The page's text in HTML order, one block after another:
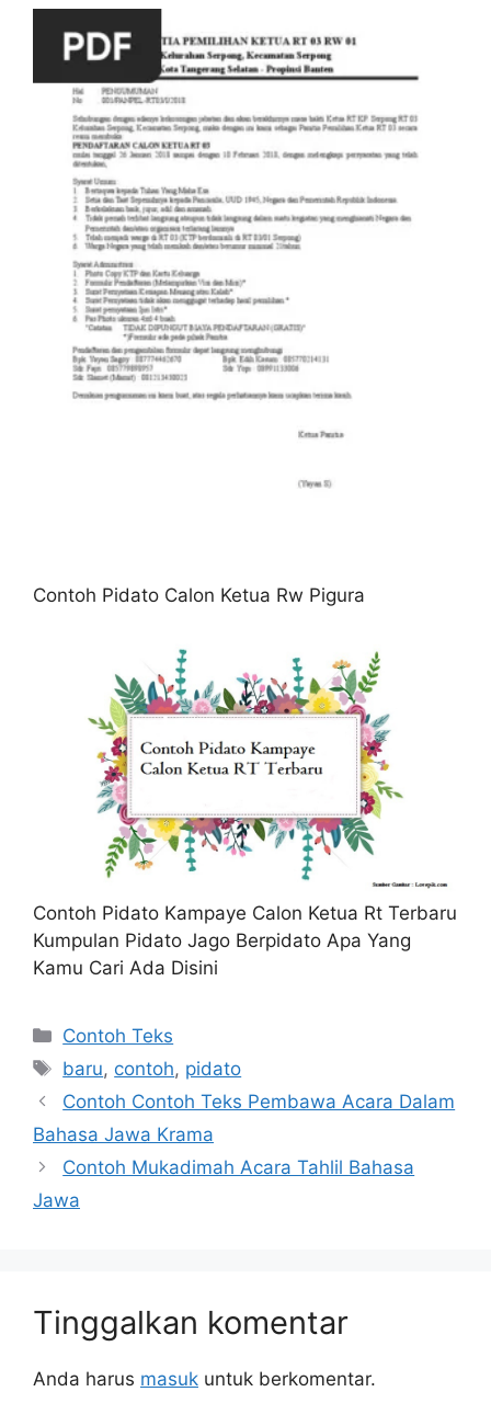
Contoh Pidato Calon Ketua Rw Pigura
Contoh Pidato Kampaye Calon Ketua Rt Terbaru
Kumpulan Pidato Jago Berpidato Apa Yang
Kamu Cari Ada Disini
Kategori
Contoh Teks
Tag
baru, contoh, pidato
Contoh Contoh Teks Pembawa Acara Dalam
Bahasa Jawa Krama
Contoh Mukadimah Acara Tahlil Bahasa
Jawa
Tinggalkan komentar
Anda harus masuk untuk berkomentar.